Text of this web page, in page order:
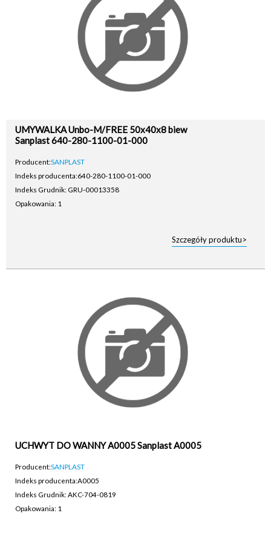
UMYWALKA Unbo-M/FREE 50x40x8 biew
Sanplast 640-280-1100-01-000
Producent:SANPLAST
Indeks producenta:640-280-1100-01-000
Indeks Grudnik: GRU-00013358
Opakowania: 1
Szczegóły produktu>
UCHWYT DO WANNY A0005 Sanplast A0005
Producent:SANPLAST
Indeks producenta:A0005
Indeks Grudnik: AKC-704-0819
Opakowania: 1